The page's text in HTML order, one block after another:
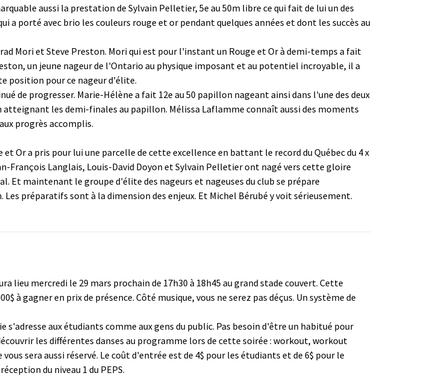
aussi la prestation de Sylvain Pelletier, 5e au 50m libre ce qui fait de lui un des
a porté avec brio les couleurs rouge et or pendant quelques années et dont les succès au
Mori et Steve Preston. Mori qui est pour l'instant un Rouge et Or à demi-temps a fait
un jeune nageur de l'Ontario au physique imposant et au potentiel incroyable, il a
position pour ce nageur d'élite.
de progresser. Marie-Hélène a fait 12e au 50 papillon nageant ainsi dans l'une des deux
les demi-finales au papillon. Mélissa Laflamme connaît aussi des moments
progrès accomplis.
Or a pris pour lui une parcelle de cette excellence en battant le record du Québec du 4 x
François Langlais, Louis-David Doyon et Sylvain Pelletier ont nagé vers cette gloire
Et maintenant le groupe d'élite des nageurs et nageuses du club se prépare
préparatifs sont à la dimension des enjeux. Et Michel Bérubé y voit sérieusement.
lieu mercredi le 29 mars prochain de 17h30 à 18h45 au grand stade couvert. Cette
à gagner en prix de présence. Côté musique, vous ne serez pas déçus. Un système de
aux étudiants comme aux gens du public. Pas besoin d'être un habitué pour
les différentes danses au programme lors de cette soirée : workout, workout
sera aussi réservé. Le coût d'entrée est de 4$ pour les étudiants et de 6$ pour le
du niveau 1 du PEPS.